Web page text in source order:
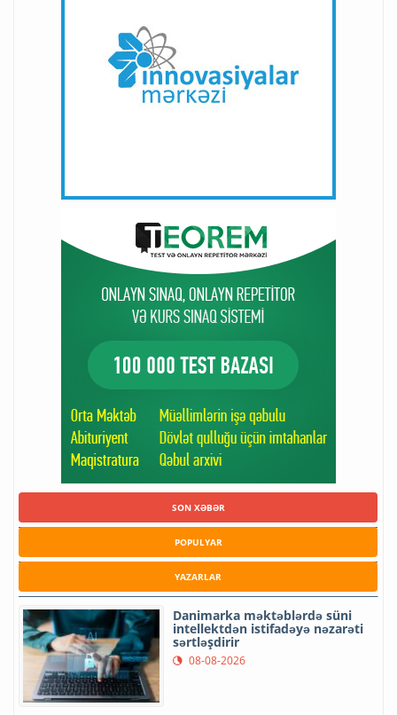
SON XƏBƏR
POPULYAR
YAZARLAR
Danimarka məktəblərdə süni
intellektdən istifadəyə nəzarəti
sərtləşdirir
08-08-2026